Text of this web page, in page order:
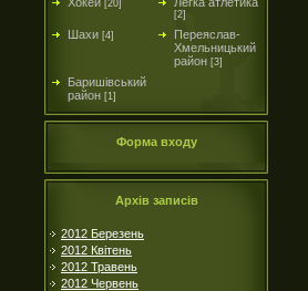
[20]
[2]
Шахи [4]
Переяслав-
Хмельницький
район [3]
Баришівський
район [1]
Форма входу
Архів записів
2012 Березень
2012 Квітень
2012 Травень
2012 Червень